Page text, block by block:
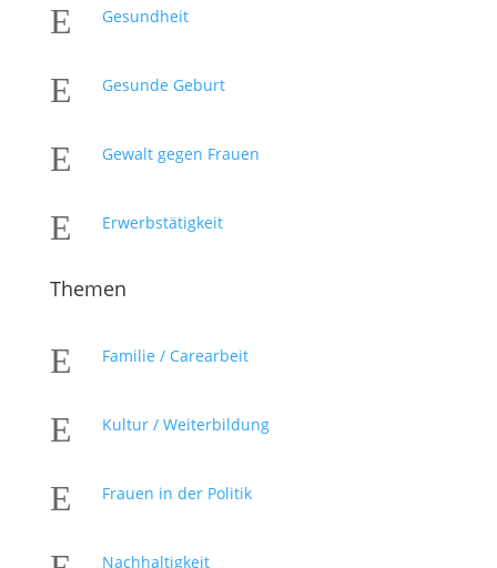
E Gesundheit
E Gesunde Geburt
E Gewalt gegen Frauen
E Erwerbstätigkeit
Themen
E Familie / Carearbeit
E Kultur / Weiterbildung
E Frauen in der Politik
Nachhaltigkeit